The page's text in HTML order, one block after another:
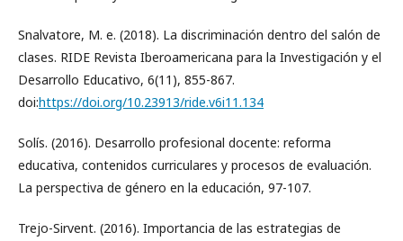
Snalvatore, M. e. (2018). La discriminación dentro del salón de
clases. RIDE Revista Iberoamericana para la Investigación y el
Desarrollo Educativo, 6(11), 855-867.
doi:https://doi.org/10.23913/ride.v6i11.134
Solís. (2016). Desarrollo profesional docente: reforma
educativa, contenidos curriculares y procesos de evaluación.
La perspectiva de género en la educación, 97-107.
Trejo-Sirvent. (2016). Importancia de las estrategias de